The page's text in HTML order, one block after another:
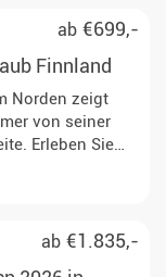
ab €699,-
Finnland
Norden zeigt
von seiner
Erleben Sie
Ihrer
jeder
ab €1.835,-